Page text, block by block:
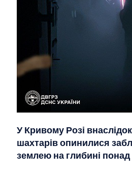
У Кривому Розі внаслідок
шахтарів опинилися
землею на глибині понад